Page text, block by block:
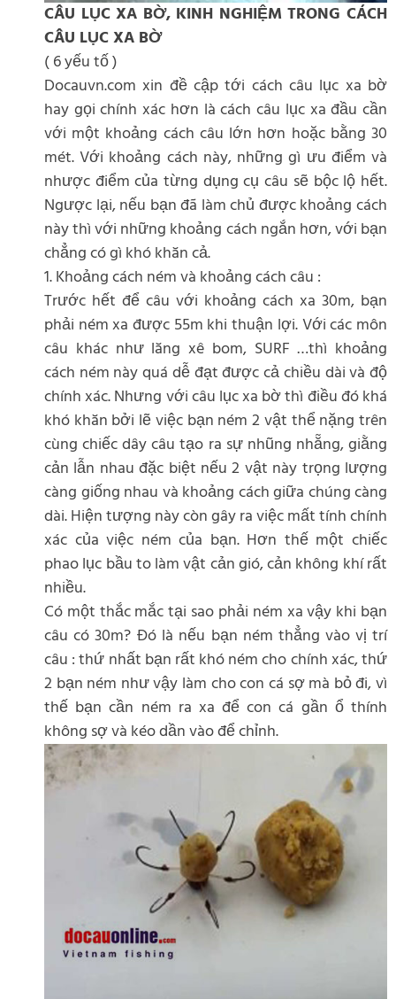
CÂU LỤC XA BỜ, KINH NGHIỆM TRONG CÁCH
CÂU LỤC XA BỜ
( 6 yếu tố )
Docauvn.com xin đề cập tới cách câu lục xa bờ
hay gọi chính xác hơn là cách câu lục xa đầu cần
với một khoảng cách câu lớn hơn hoặc bằng 30
mét. Với khoảng cách này, những gì ưu điểm và
nhược điểm của từng dụng cụ câu sẽ bộc lộ hết.
Ngược lại, nếu bạn đã làm chủ được khoảng cách
này thì với những khoảng cách ngắn hơn, với bạn
chẳng có gì khó khăn cả.
1. Khoảng cách ném và khoảng cách câu :
Trước hết để câu với khoảng cách xa 30m, bạn
phải ném xa được 55m khi thuận lợi. Với các môn
câu khác như lăng xê bom, SURF …thì khoảng
cách ném này quá dễ đạt được cả chiều dài và độ
chính xác. Nhưng với câu lục xa bờ thì điều đó khá
khó khăn bởi lẽ việc bạn ném 2 vật thể nặng trên
cùng chiếc dây câu tạo ra sự nhũng nhẵng, giằng
cản lẫn nhau đặc biệt nếu 2 vật này trọng lượng
càng giống nhau và khoảng cách giữa chúng càng
dài. Hiện tượng này còn gây ra việc mất tính chính
xác của việc ném của bạn. Hơn thế một chiếc
phao lục bầu to làm vật cản gió, cản không khí rất
nhiều.
Có một thắc mắc tại sao phải ném xa vậy khi bạn
câu có 30m? Đó là nếu bạn ném thẳng vào vị trí
câu : thứ nhất bạn rất khó ném cho chính xác, thứ
2 bạn ném như vậy làm cho con cá sợ mà bỏ đi, vì
thế bạn cần ném ra xa để con cá gần ổ thính
không sợ và kéo dần vào để chỉnh.